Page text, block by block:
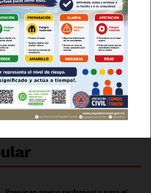
SUSCRÍBETE AHORA
/ Financiación